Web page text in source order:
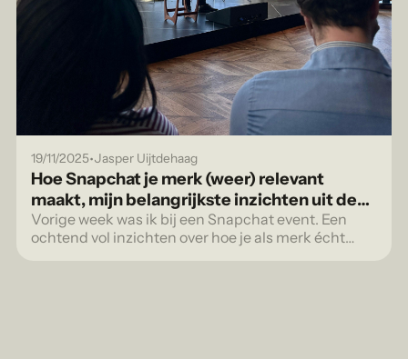
19/11/2025•Jasper Uijtdehaag
Hoe Snapchat je merk (weer) relevant
maakt, mijn belangrijkste inzichten uit de
Brand Session
Vorige week was ik bij een Snapchat event. Een
ochtend vol inzichten over hoe je als merk écht